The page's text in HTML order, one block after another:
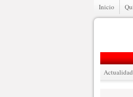
Inicio
Actualidad